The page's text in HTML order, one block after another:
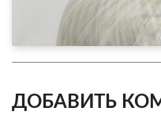
ДОБАВИТЬ